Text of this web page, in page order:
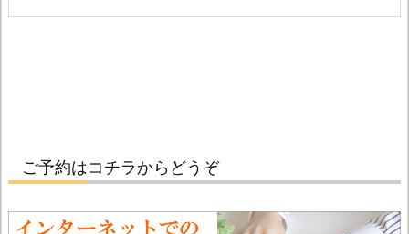
ご予約はコチラからどうぞ